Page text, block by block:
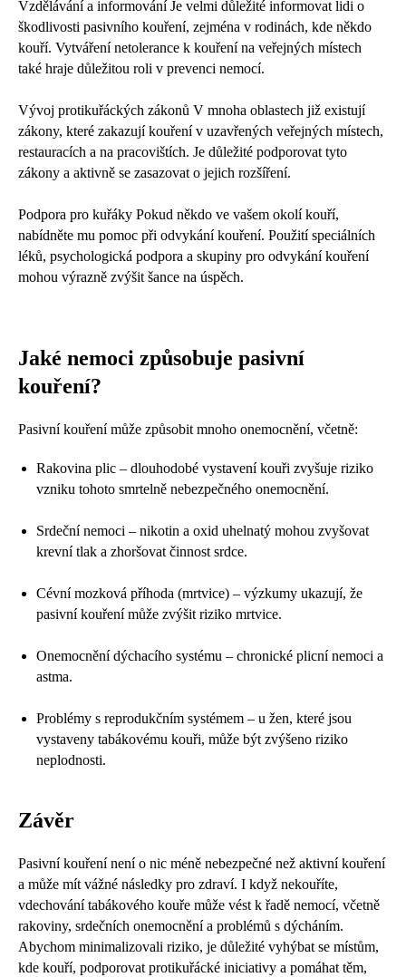
Vzdělávání a informování Je velmi důležité informovat lidi o
škodlivosti pasivního kouření, zejména v rodinách, kde někdo
kouří. Vytváření netolerance k kouření na veřejných místech
také hraje důležitou roli v prevenci nemocí.
Vývoj protikuřáckých zákonů V mnoha oblastech již existují
zákony, které zakazují kouření v uzavřených veřejných místech,
restauracích a na pracovištích. Je důležité podporovat tyto
zákony a aktivně se zasazovat o jejich rozšíření.
Podpora pro kuřáky Pokud někdo ve vašem okolí kouří,
nabídněte mu pomoc při odvykání kouření. Použití speciálních
léků, psychologická podpora a skupiny pro odvykání kouření
mohou výrazně zvýšit šance na úspěch.
Jaké nemoci způsobuje pasivní
kouření?
Pasivní kouření může způsobit mnoho onemocnění, včetně:
Rakovina plic – dlouhodobé vystavení kouři zvyšuje riziko
vzniku tohoto smrtelně nebezpečného onemocnění.
Srdeční nemoci – nikotin a oxid uhelnatý mohou zvyšovat
krevní tlak a zhoršovat činnost srdce.
Cévní mozková příhoda (mrtvice) – výzkumy ukazují, že
pasivní kouření může zvýšit riziko mrtvice.
Onemocnění dýchacího systému – chronické plicní nemoci a
astma.
Problémy s reprodukčním systémem – u žen, které jsou
vystaveny tabákovému kouři, může být zvýšeno riziko
neplodnosti.
Závěr
Pasivní kouření není o nic méně nebezpečné než aktivní kouření
a může mít vážné následky pro zdraví. I když nekouříte,
vdechování tabákového kouře může vést k řadě nemocí, včetně
rakoviny, srdečních onemocnění a problémů s dýcháním.
Abychom minimalizovali riziko, je důležité vyhýbat se místům,
kde kouří, podporovat protikuřácké iniciativy a pomáhat těm,